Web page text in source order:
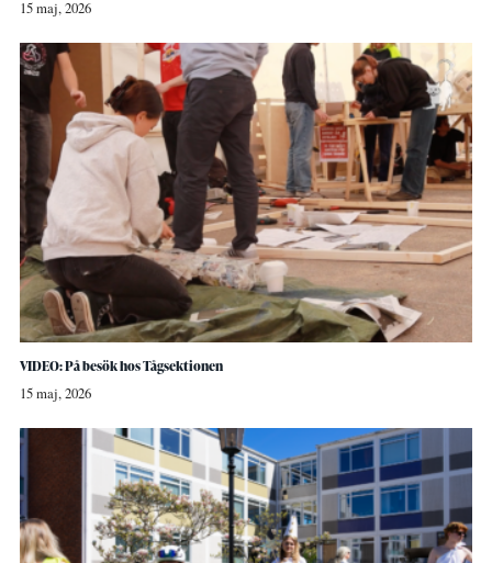
15 maj, 2026
VIDEO: På besök hos Tågsektionen
15 maj, 2026